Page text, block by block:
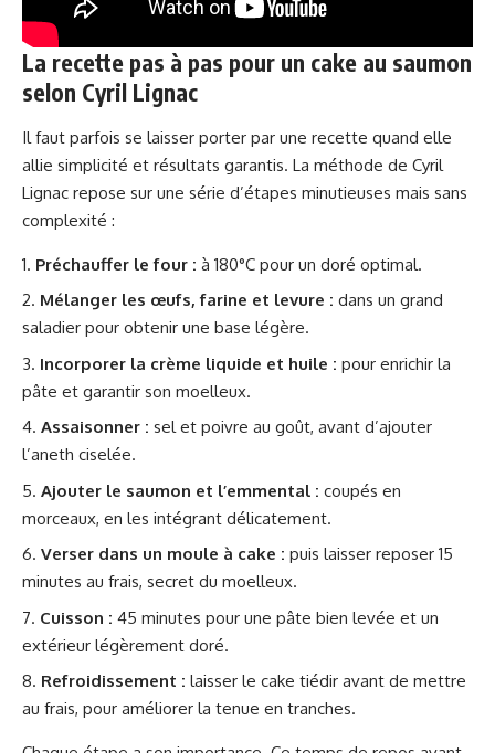
La recette pas à pas pour un cake au saumon
selon Cyril Lignac
Il faut parfois se laisser porter par une recette quand elle
allie simplicité et résultats garantis. La méthode de Cyril
Lignac repose sur une série d’étapes minutieuses mais sans
complexité :
Préchauffer le four : à 180°C pour un doré optimal.
Mélanger les œufs, farine et levure : dans un grand
saladier pour obtenir une base légère.
Incorporer la crème liquide et huile : pour enrichir la
pâte et garantir son moelleux.
Assaisonner : sel et poivre au goût, avant d’ajouter
l’aneth ciselée.
Ajouter le saumon et l’emmental : coupés en
morceaux, en les intégrant délicatement.
Verser dans un moule à cake : puis laisser reposer 15
minutes au frais, secret du moelleux.
Cuisson : 45 minutes pour une pâte bien levée et un
extérieur légèrement doré.
Refroidissement : laisser le cake tiédir avant de mettre
au frais, pour améliorer la tenue en tranches.